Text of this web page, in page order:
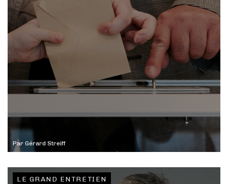
Par Gérard Streiff
LE GRAND ENTRETIEN